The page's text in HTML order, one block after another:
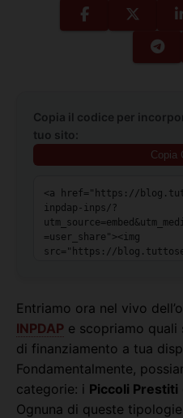
Copia il codice per
tuo sito:
Copia
Entriamo ora nel vivo
INPDAP e scopriamo
di finanziamento a tua
Fondamentalmente,
categorie: i Piccoli Prestiti
Ognuna di queste